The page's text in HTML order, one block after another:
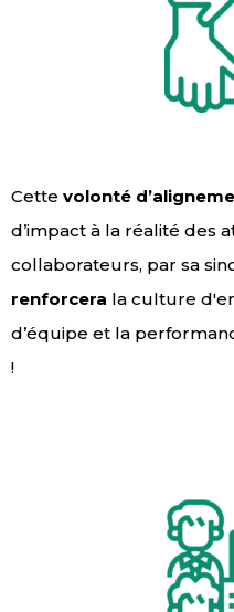
Cette volonté
d’impact à la réalité des
collaborateurs, par sa
renforcera la culture
d’équipe et la
!